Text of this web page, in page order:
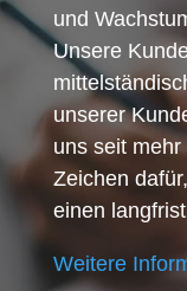
und
Unsere
unserer
uns seit
Zeichen
einen
Weitere